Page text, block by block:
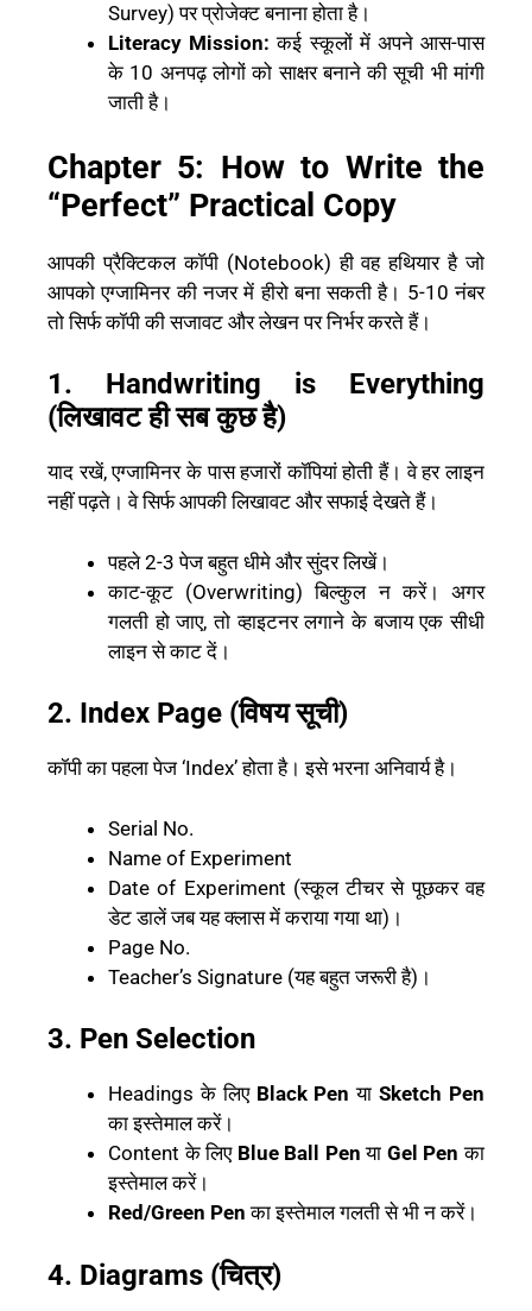
Survey) पर प्रोजेक्ट बनाना होता है।
Literacy Mission: कई स्कूलों में अपने आस-पास
के 10 अनपढ़ लोगों को साक्षर बनाने की सूची भी मांगी
जाती है।
Chapter 5: How to Write the
“Perfect” Practical Copy
आपकी प्रैक्टिकल कॉपी (Notebook) ही वह हथियार है जो
आपको एग्जामिनर की नजर में हीरो बना सकती है। 5-10 नंबर
तो सिर्फ कॉपी की सजावट और लेखन पर निर्भर करते हैं।
1. Handwriting is Everything
(लिखावट ही सब कुछ है)
याद रखें, एग्जामिनर के पास हजारों कॉपियां होती हैं। वे हर लाइन
नहीं पढ़ते। वे सिर्फ आपकी लिखावट और सफाई देखते हैं।
पहले 2-3 पेज बहुत धीमे और सुंदर लिखें।
काट-कूट (Overwriting) बिल्कुल न करें। अगर
गलती हो जाए, तो व्हाइटनर लगाने के बजाय एक सीधी
लाइन से काट दें।
2. Index Page (विषय सूची)
कॉपी का पहला पेज ‘Index’ होता है। इसे भरना अनिवार्य है।
Serial No.
Name of Experiment
Date of Experiment (स्कूल टीचर से पूछकर वह
डेट डालें जब यह क्लास में कराया गया था)।
Page No.
Teacher’s Signature (यह बहुत जरूरी है)।
3. Pen Selection
Headings के लिए Black Pen याSketch Pen
का इस्तेमाल करें।
Content के लिए Blue Ball Pen या Gel Pen का
इस्तेमाल करें।
Red/Green Pen का इस्तेमाल गलती से भी न करें।
4. Diagrams (चित्र)